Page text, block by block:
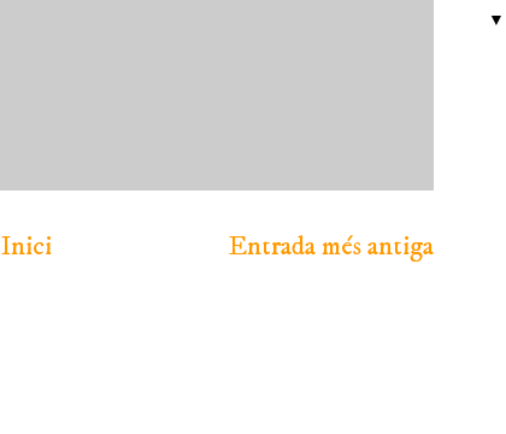
Entrada més antiga
Inici
▼